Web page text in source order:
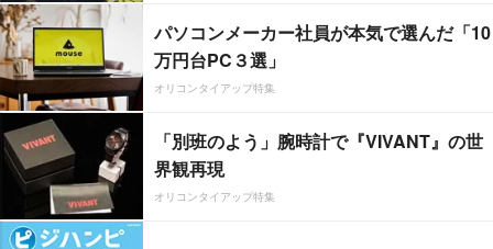
パソコンメーカー社員が本気で選んだ「10
万円台PC３選」
オリコンタイアップ特集
「別班のよう」腕時計で『VIVANT』の世
界観再現
オリコンタイアップ特集